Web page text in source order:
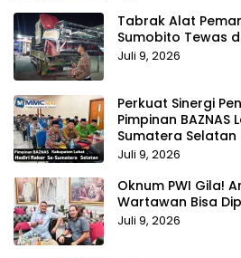
Tabrak Alat
Sumobito Tewas
Juli 9, 2026
Perkuat Sinergi
Pimpinan BAZNAS
Sumatera
Juli 9, 2026
Oknum PWI Gila!
Wartawan Bisa
Juli 9, 2026